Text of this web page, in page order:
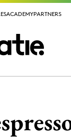
ACADEMYPARTNERS
ACADEMYPARTNERS